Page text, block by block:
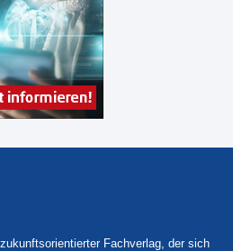
Fachverlag, der sich